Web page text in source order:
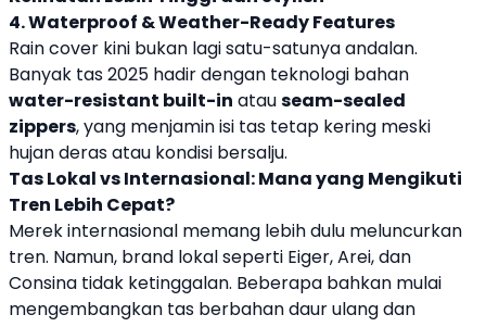
4. Waterproof & Weather-Ready Features
Rain cover kini bukan lagi satu-satunya andalan.
Banyak tas 2025 hadir dengan teknologi bahan
water-resistant built-in atauseam-sealed
zippers, yang menjamin isi tas tetap kering meski
hujan deras atau kondisi bersalju.
Tas Lokal vs Internasional: Mana yang Mengikuti
Tren Lebih Cepat?
Merek internasional memang lebih dulu meluncurkan
tren. Namun, brand lokal seperti Eiger, Arei, dan
Consina tidak ketinggalan. Beberapa bahkan mulai
mengembangkan tas berbahan daur ulang dan